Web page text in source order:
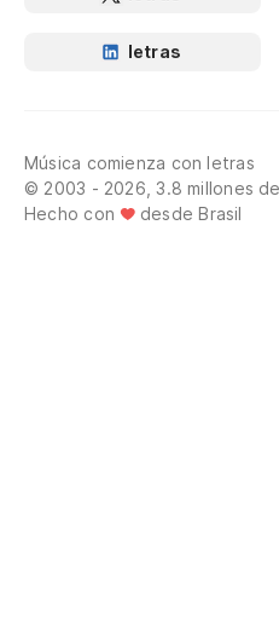
letras
Música comienza con letras
© 2003 - 2026, 3.8 millones
Hecho con
desde Brasil